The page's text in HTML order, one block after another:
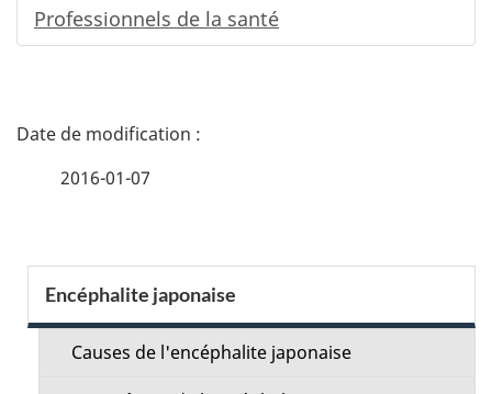
e
t
n
Professionnels de la santé
D
a
2016-01-07
e
Encéphalite japonaise
Causes de l'encéphalite japonaise